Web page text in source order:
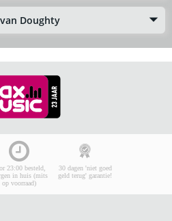
Doughty
23:00 besteld,
in huis (mits
op voorraad)
30 dagen 'niet goed
geld terug' garantie!